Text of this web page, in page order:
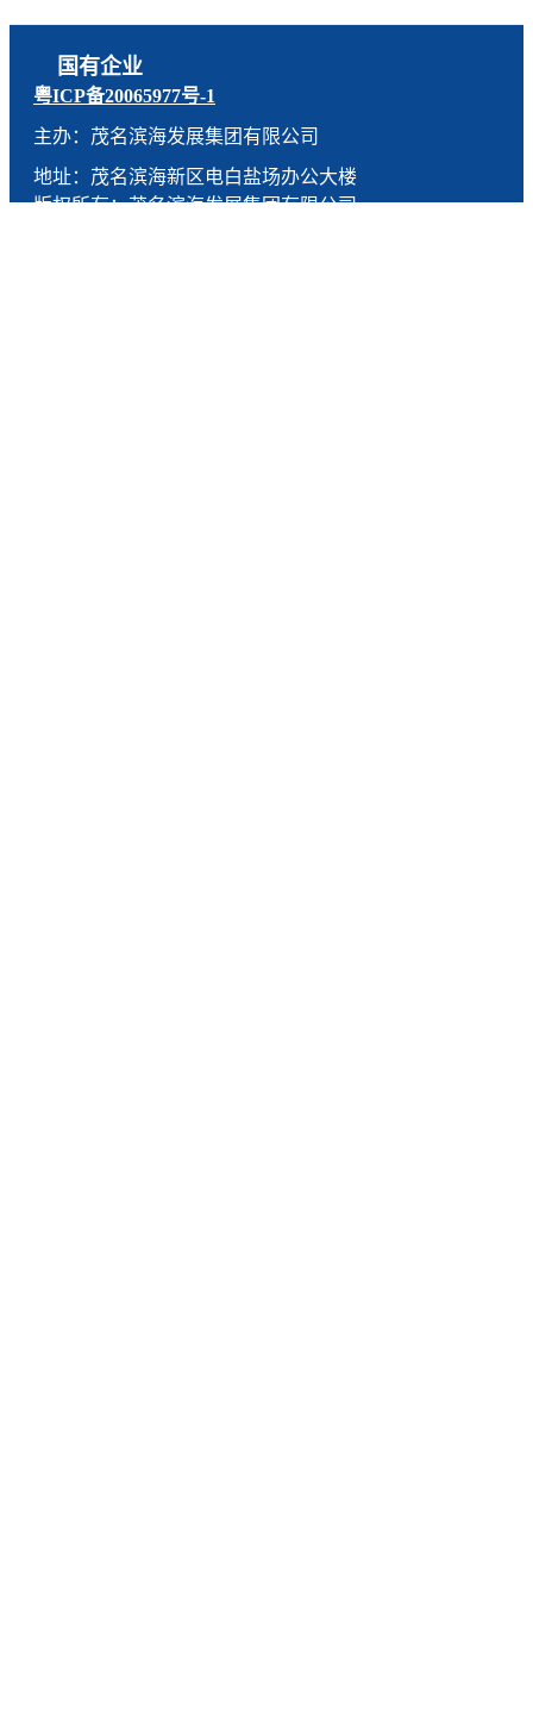
国有企业
粤ICP备20065977号-1
主办：茂名滨海发展集团有限公司
地址：茂名滨海新区电白盐场办公大楼
版权所有：茂名滨海发展集团有限公司